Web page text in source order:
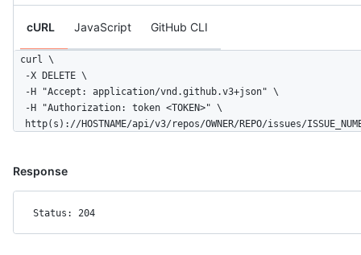
cURL JavaScript GitHub CLI
curl \
  -X DELETE \
  -H "Accept: application/vnd.github.v3+json" \
  -H "Authorization: token <TOKEN>" \
http(s)://HOSTNAME/api/v3/repos/OWNER/REPO/issues/
Response
Status: 204